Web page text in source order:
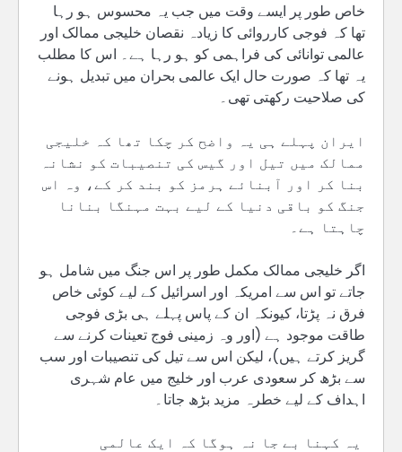
خاص طور پر ایسے وقت میں جب یہ محسوس ہو رہا
تھا کہ فوجی کارروائی کا زیادہ نقصان خلیجی ممالک اور
عالمی توانائی کی فراہمی کو ہو رہا ہے۔ اس کا مطلب
یہ تھا کہ صورت حال ایک عالمی بحران میں تبدیل ہونے
کی صلاحیت رکھتی تھی۔
ایران پہلے ہی یہ واضح کر چکا تھا کہ خلیجی
ممالک میں تیل اور گیس کی تنصیبات کو نشانہ
بنا کر اور آبنائے ہرمز کو بند کر کے، وہ اس
جنگ کو باقی دنیا کے لیے بہت مہنگا بنانا
چاہتا ہے۔
اگر خلیجی ممالک مکمل طور پر اس جنگ میں شامل ہو
جاتے تو اس سے امریکہ اور اسرائیل کے لیے کوئی خاص
فرق نہ پڑتا، کیونکہ ان کے پاس پہلے ہی بڑی فوجی
طاقت موجود ہے (اور وہ زمینی فوج تعینات کرنے سے
گریز کرتے ہیں)، لیکن اس سے تیل کی تنصیبات اور سب
سے بڑھ کر سعودی عرب اور خلیج میں عام شہری
اہداف کے لیے خطرہ مزید بڑھ جاتا۔
یہ کہنا بے جا نہ ہوگا کہ ایک عالمی